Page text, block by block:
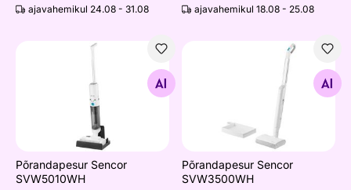
ajavahemikul 24.08 - 31.08 ajavahemikul 18.08 - 25.08
Põrandapesur Sencor SVW5010WH
Otsi sarnaseid
Põrandapesur Sencor
SVW5010WH
Põrandapesur Sencor
Otsi sarnaseid
Põrandapesur Sencor
SVW3500WH